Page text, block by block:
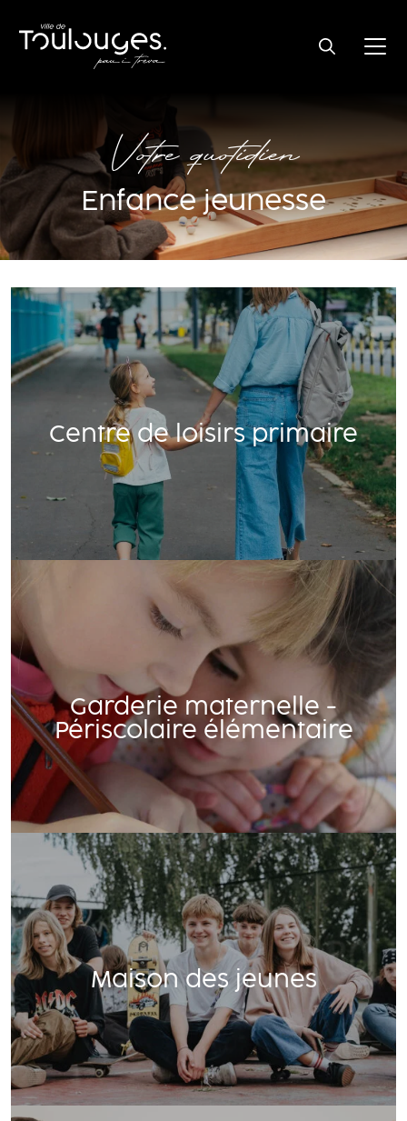
Votre quotidien
Enfance jeunesse
Centre de loisirs primaire
Garderie maternelle -
Périscolaire élémentaire
Maison des jeunes